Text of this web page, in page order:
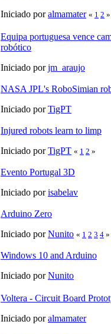
Iniciado poralmamater « 1 2 »
Equipa portuguesa vence
robótico
Iniciado porjm_araujo
NASA JPL's RoboSimian
Iniciado porTigPT
Injured robots learn to limp
Iniciado porTigPT « 1 2 »
Evento Portugal 3D
Iniciado porisabelav
Arduino Zero
Iniciado porNunito « 1 2 3 4 »
Windows 10 and Arduino
Iniciado porNunito
Voltera - Circuit Board
Iniciado poralmamater